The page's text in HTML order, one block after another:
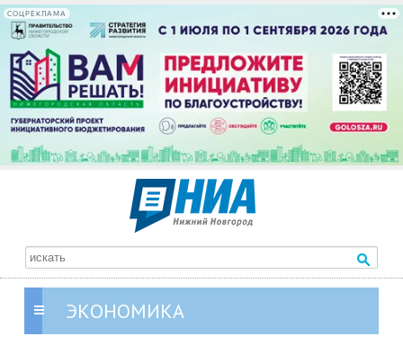
СОЦРЕКЛАМА
ЭКОНОМИКА